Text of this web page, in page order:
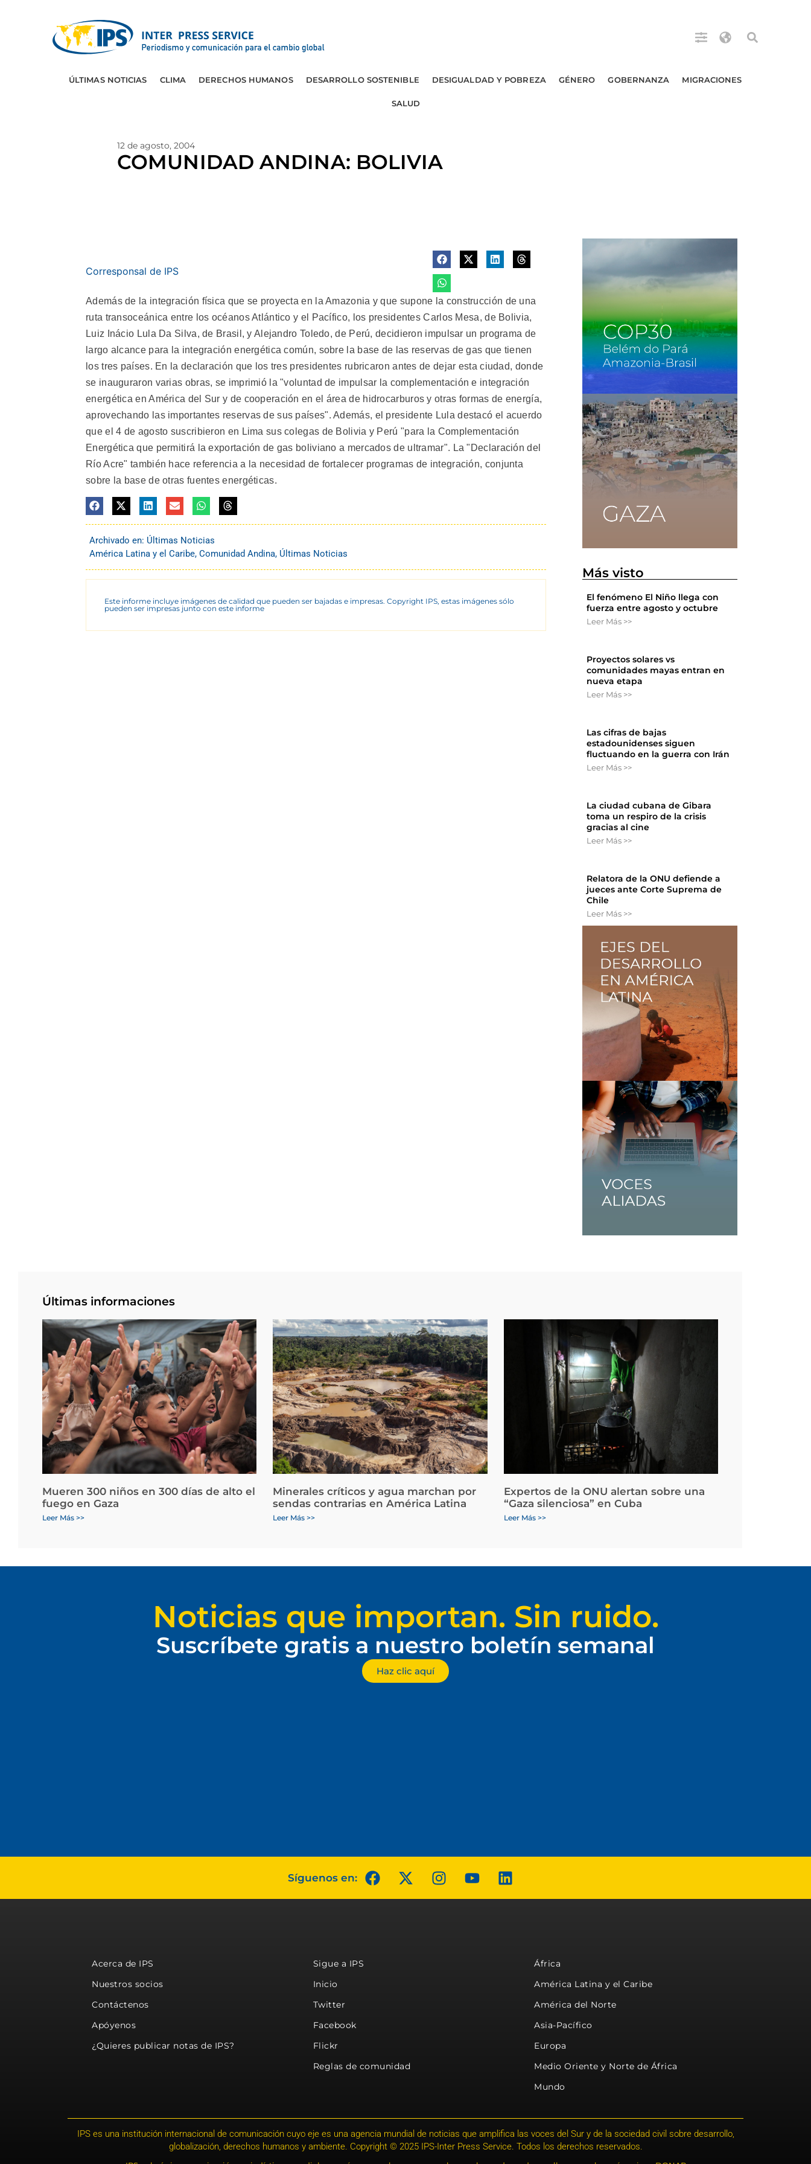
ÚLTIMAS NOTICIAS CLIMA DERECHOS HUMANOS DESARROLLO SOSTENIBLE DESIGUALDAD Y POBREZA GÉNERO GOBERNANZA MIGRACIONES
SALUD
12 de agosto, 2004
COMUNIDAD ANDINA: BOLIVIA
Corresponsal de IPS
Además de la integración física que se proyecta en la Amazonia y que supone la construcción de una
ruta transoceánica entre los océanos Atlántico y el Pacífico, los presidentes Carlos Mesa, de Bolivia,
Luiz Inácio Lula Da Silva, de Brasil, y Alejandro Toledo, de Perú, decidieron impulsar un programa de
largo alcance para la integración energética común, sobre la base de las reservas de gas que tienen
los tres países. En la declaración que los tres presidentes rubricaron antes de dejar esta ciudad, donde
se inauguraron varias obras, se imprimió la "voluntad de impulsar la complementación e integración
energética en América del Sur y de cooperación en el área de hidrocarburos y otras formas de energía,
aprovechando las importantes reservas de sus países". Además, el presidente Lula destacó el acuerdo
que el 4 de agosto suscribieron en Lima sus colegas de Bolivia y Perú "para la Complementación
Energética que permitirá la exportación de gas boliviano a mercados de ultramar". La "Declaración del
Río Acre" también hace referencia a la necesidad de fortalecer programas de integración, conjunta
sobre la base de otras fuentes energéticas.
Archivado en: Últimas Noticias
América Latina y el Caribe, Comunidad Andina, Últimas Noticias
Este informe incluye imágenes de calidad que pueden ser bajadas e impresas. Copyright IPS, estas imágenes sólo
pueden ser impresas junto con este informe
Más visto
El fenómeno El Niño llega con
fuerza entre agosto y octubre
Leer Más >>
Proyectos solares vs
comunidades mayas entran en
nueva etapa
Leer Más >>
Las cifras de bajas
estadounidenses siguen
fluctuando en la guerra con Irán
Leer Más >>
La ciudad cubana de Gibara
toma un respiro de la crisis
gracias al cine
Leer Más >>
Relatora de la ONU defiende a
jueces ante Corte Suprema de
Chile
Leer Más >>
Últimas informaciones
Mueren 300 niños en 300 días de alto el
fuego en Gaza
Leer Más >>
Minerales críticos y agua marchan por
sendas contrarias en América Latina
Leer Más >>
Expertos de la ONU alertan sobre una
“Gaza silenciosa” en Cuba
Leer Más >>
Noticias que importan. Sin ruido.
Suscríbete gratis a nuestro boletín semanal
Haz clic aquí
Síguenos en:
Acerca de IPS
Nuestros socios
Contáctenos
Apóyenos
¿Quieres publicar notas de IPS?
Sigue a IPS
Inicio
Twitter
Facebook
Flickr
Reglas de comunidad
África
América Latina y el Caribe
América del Norte
Asia-Pacífico
Europa
Medio Oriente y Norte de África
Mundo
IPS es una institución internacional de comunicación cuyo eje es una agencia mundial de noticias que amplifica las voces del Sur y de la sociedad civil sobre desarrollo,
globalización, derechos humanos y ambiente. Copyright © 2025 IPS-Inter Press Service. Todos los derechos reservados.